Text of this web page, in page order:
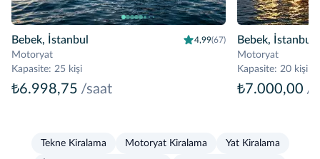
Bebek, İstanbul 4,99(67)
Motoryat
Kapasite: 25 kişi
₺6.998,75 /saat
Bebek, İstanbul
Motoryat
Kapasite: 20 kişi
₺7.000,00 /
Tekne Kiralama Motoryat Kiralama Yat Kiralama